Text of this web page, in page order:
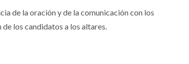
de la oración y de la comunicación con los
los candidatos a los altares.